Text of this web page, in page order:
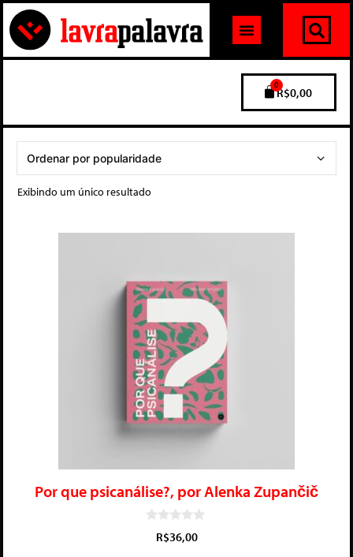
R$0,00
0
Exibindo um único resultado
Por que psicanálise?, por Alenka Zupančič
R$36,00